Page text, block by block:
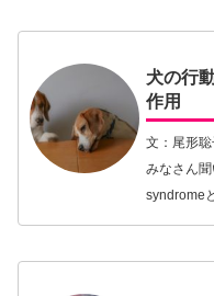
犬の行
作用
文：尾形
みなさん
syndrome
限された